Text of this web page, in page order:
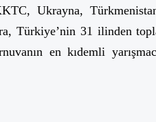
Ukrayna,
Türkiye’nin 31 ilinden
en kıdemli